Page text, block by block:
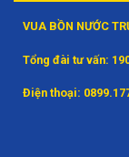
VUA BỒN NƯỚC
Tổng đài tư vấn:
Điện thoại: